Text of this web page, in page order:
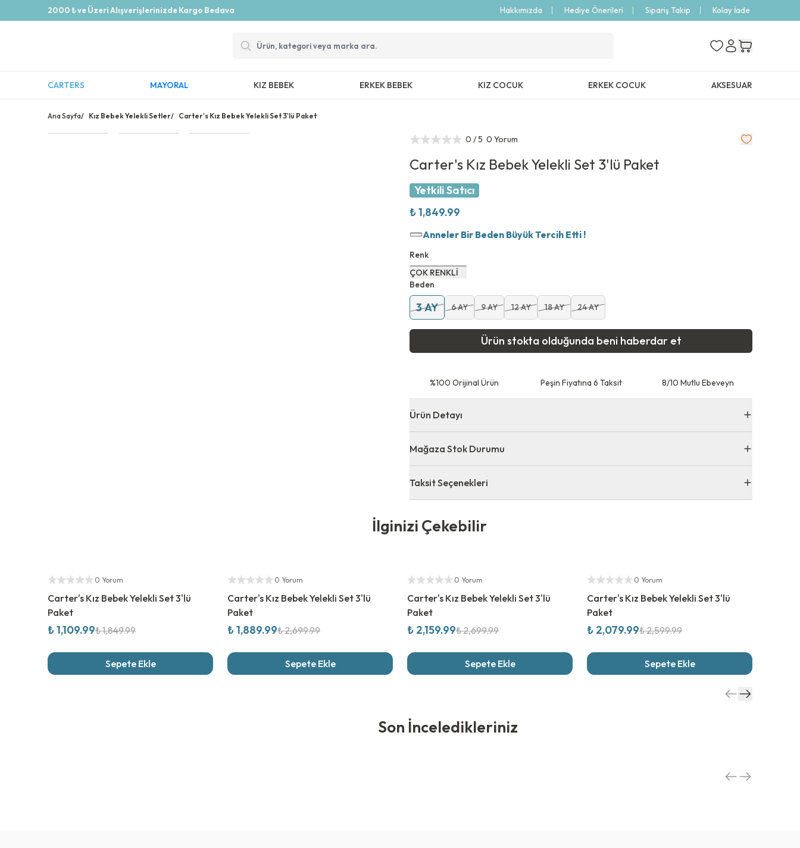
2000 ₺ ve Üzeri Alışverişlerinizde Kargo Bedava Hakkımızda Hediye Önerileri Sipariş Takip Kolay İade
CARTERS MAYORAL KIZ BEBEK ERKEK BEBEK KIZ COCUK ERKEK COCUK AKSESUAR
Ana Sayfa/ Kız Bebek Yelekli Setler/ Carter's Kız Bebek Yelekli Set 3'lü Paket
0 / 5 0 Yorum
Carter's Kız Bebek Yelekli Set 3'lü Paket
Yetkili Satıcı
₺ 1,849.99
Anneler Bir Beden Büyük Tercih Etti !
Renk
ÇOK RENKLİ
Beden
3 AY 6 AY 9 AY 12 AY 18 AY 24 AY
Ürün stokta olduğunda beni haberdar et
⁠%100 Orijinal Ürün Peşin Fiyatına 6 Taksit 8/10 Mutlu Ebeveyn
Ürün Detayı
Mağaza Stok Durumu
Taksit Seçenekleri
İlginizi Çekebilir
Yetkili Satıcı
0 Yorum
Carter's Kız Bebek Yelekli Set 3'lü
Paket
₺ 1,109.99₺ 1,849.99
Sepete Ekle
Yetkili Satıcı
0 Yorum
Carter's Kız Bebek Yelekli Set 3'lü
Paket
₺ 1,889.99₺ 2,699.99
Sepete Ekle
Yetkili Satıcı
0 Yorum
Carter's Kız Bebek Yelekli Set 3'lü
Paket
₺ 2,159.99₺ 2,699.99
Sepete Ekle
Yetkili Satıcı
0 Yorum
Carter's Kız Bebek Yelekli Set 3'lü
Paket
₺ 2,079.99₺ 2,599.99
Sepete Ekle
Son İnceledikleriniz